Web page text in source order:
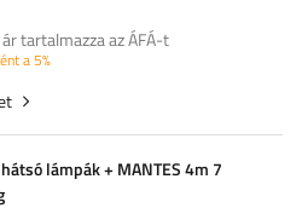
tartalmazza az ÁFÁ-t
a 5%
hátsó lámpák + MANTES 4m 7